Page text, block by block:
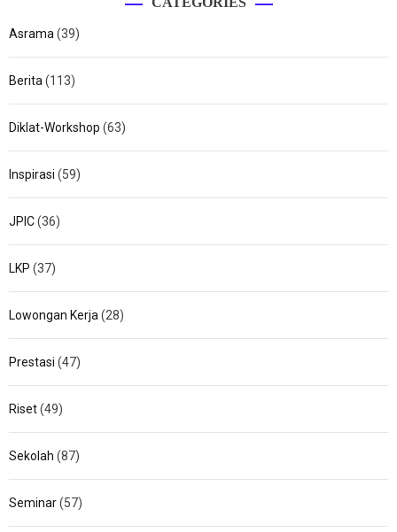
Asrama (39)
Berita (113)
Diklat-Workshop (63)
Inspirasi (59)
JPIC(36)
LKP (37)
Lowongan Kerja (28)
Prestasi (47)
Riset(49)
Sekolah (87)
Seminar(57)